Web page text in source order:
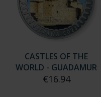
CASTLES OF THE
WORLD - GUADAMUR
€16.94